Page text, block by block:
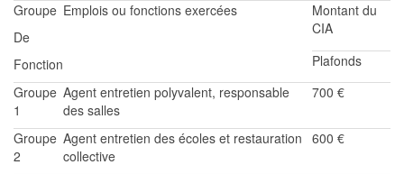
Groupe
De
Fonction
Emplois ou fonctions exercées
Montant du
CIA
Plafonds
Groupe
1
Agent entretien polyvalent, responsable
des salles
700 €
Groupe
2
Agent entretien des écoles et restauration
collective
600 €